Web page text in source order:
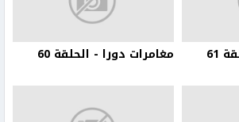
61 مغامرات دورا - الحلقة 60